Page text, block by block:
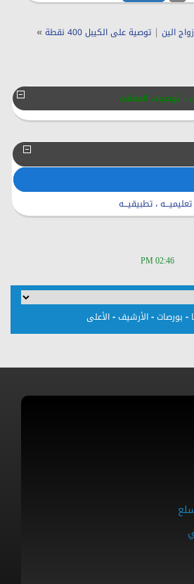
الين |توصية على الكيبل 400 نقطة »
- توصيات العملات
، تطبيقيـــه
02:46 PM
- بورصات-الأرشيف-الأعلى